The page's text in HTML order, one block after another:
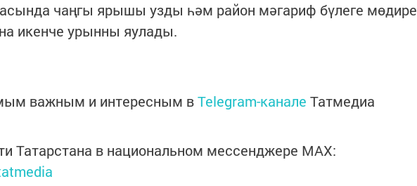
чаңгы ярышы узды һәм район мәгариф бүлеге мөдире
икенче урынны яулады.
важным и интересным вTelegram-канале Татмедиа
Татарстана в национальном мессенджере MАХ: